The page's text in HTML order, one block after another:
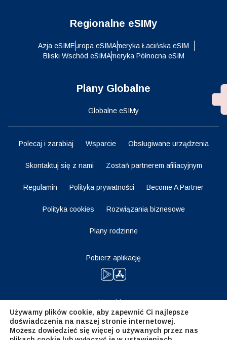
Regionalne eSIMy
Azja eSIMEuropa eSIMAmeryka Łacińska eSIM
Bliski Wschód eSIMAmeryka Północna eSIM
Plany Globalne
Globalne eSIMy
Polecaj i zarabiaj Wsparcie Obsługiwane urządzenia
Skontaktuj się z nami Zostań partnerem afiliacyjnym
Regulamin Polityka prywatności Become A Partner
Polityka cookies Rozwiązania biznesowe
Plany rodzinne
Pobierz aplikację
Bądź na bieżąco
Używamy plików cookie, aby zapewnić Ci najlepsze
doświadczenia na naszej stronie internetowej.
Możesz dowiedzieć się więcej o używanych przez nas